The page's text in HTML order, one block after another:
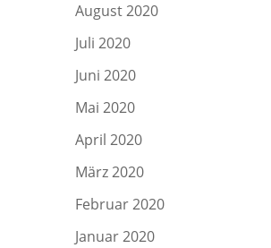
August 2020
Juli 2020
Juni 2020
Mai 2020
April 2020
März 2020
Februar 2020
Januar 2020